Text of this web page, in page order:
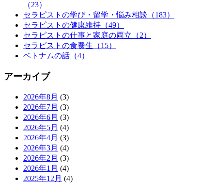
（23）
セラピストの学び・留学・悩み相談（183）
セラピストの健康維持（49）
セラピストの仕事と家庭の両立（2）
セラピストの食養生（15）
ベトナムの話（4）
アーカイブ
2026年8月 (3)
2026年7月 (3)
2026年6月 (3)
2026年5月 (4)
2026年4月 (3)
2026年3月 (4)
2026年2月 (3)
2026年1月 (4)
2025年12月 (4)